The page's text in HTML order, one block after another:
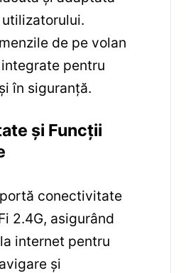
de pe volan
pentru
în siguranță.
și Funcții
conectivitate
2.4G, asigurând
internet pentru
și